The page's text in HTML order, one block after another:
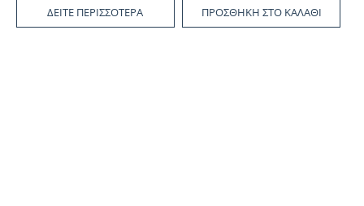
ΔΕΙΤΕ ΠΕΡΙΣΣΟΤΕΡΑ ΠΡΟΣΘΗΚΗ ΣΤΟ ΚΑΛΑΘΙ